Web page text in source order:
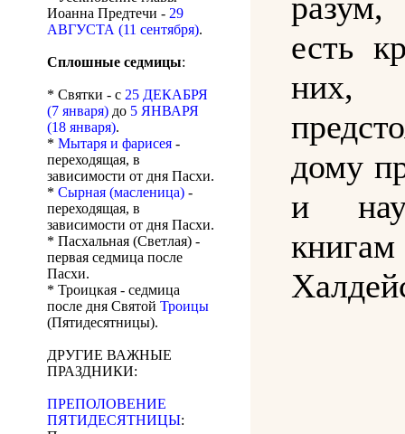
Иоанна Предтечи - 29
АВГУСТА (11 сентября).
Сплошные седмицы:
* Святки - с 25 ДЕКАБРЯ
(7 января) до 5 ЯНВАРЯ
(18 января).
* Мытаря и фарисея -
переходящая, в
зависимости от дня Пасхи.
* Сырная (масленица) -
переходящая, в
зависимости от дня Пасхи.
* Пасхальная (Светлая) -
первая седмица после
Пасхи.
* Троицкая - седмица
после дня Святой Троицы
(Пятидесятницы).
ДРУГИЕ ВАЖНЫЕ
ПРАЗДНИКИ:
ПРЕПОЛОВЕНИЕ
ПЯТИДЕСЯТНИЦЫ:
есть
дому
и